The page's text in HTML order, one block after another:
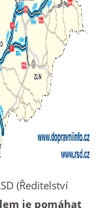
(Ředitelství
je pomáhat